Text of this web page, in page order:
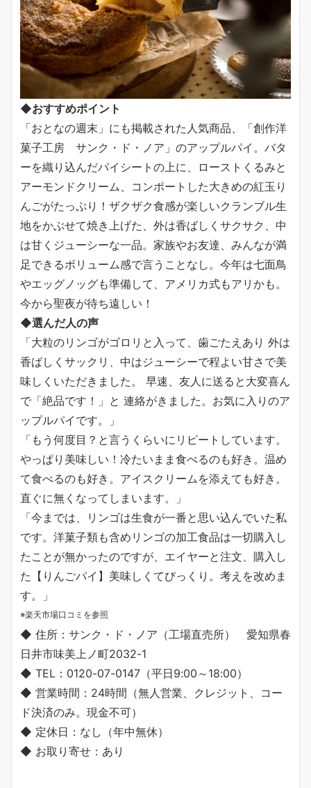
◆おすすめポイント
「おとなの週末」にも掲載された人気商品、「創作洋
菓子工房 サンク・ド・ノア」のアップルパイ。バタ
ーを織り込んだパイシートの上に、ローストくるみと
アーモンドクリーム、コンポートした大きめの紅玉り
んごがたっぷり！ザクザク食感が楽しいクランブル生
地をかぶせて焼き上げた、外は香ばしくサクサク、中
は甘くジューシーな一品。家族やお友達、みんなが満
足できるボリューム感で言うことなし。今年は七面鳥
やエッグノッグも準備して、アメリカ式もアリかも。
今から聖夜が待ち遠しい！
◆選んだ人の声
「大粒のリンゴがゴロリと入って、歯ごたえあり 外は
香ばしくサックリ、中はジューシーで程よい甘さで美
味しくいただきました。 早速、友人に送ると大変喜ん
で「絶品です！」と 連絡がきました。お気に入りのア
ップルパイです。」
「もう何度目？と言うくらいにリピートしています。
やっぱり美味しい！冷たいまま食べるのも好き。温め
て食べるのも好き。アイスクリームを添えても好き。
直ぐに無くなってしまいます。」
「今までは、リンゴは生食が一番と思い込んでいた私
です。洋菓子類も含めリンゴの加工食品は一切購入し
たことが無かったのですが、エイヤーと注文、購入し
た【りんごパイ】美味しくてびっくり。考えを改めま
す。」
※楽天市場口コミを参照
◆ 住所：サンク・ド・ノア（工場直売所） 愛知県春
日井市味美上ノ町2032-1
◆ TEL：0120-07-0147（平日9:00～18:00）
◆ 営業時間：24時間（無人営業、クレジット、コー
ド決済のみ。現金不可）
◆ 定休日：なし（年中無休）
◆ お取り寄せ：あり